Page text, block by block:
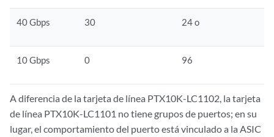
40 Gbps 30 24 o
10 Gbps 0 96
A diferencia de la tarjeta de línea PTX10K-LC1102, la tarjeta
de línea PTX10K-LC1101 no tiene grupos de puertos; en su
lugar, el comportamiento del puerto está vinculado a la ASIC